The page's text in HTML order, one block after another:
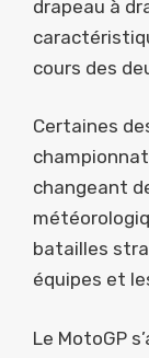
drapeau à
cours des
Certaines
changeant
batailles
équipes et
Le MotoGP